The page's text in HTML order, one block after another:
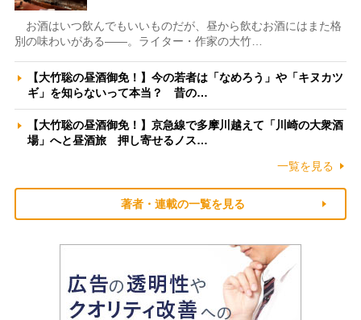
お酒はいつ飲んでもいいものだが、昼から飲むお酒にはまた格
別の味わいがある――。ライター・作家の大竹…
【大竹聡の昼酒御免！】今の若者は「なめろう」や「キヌカツ
ギ」を知らないって本当？ 昔の…
【大竹聡の昼酒御免！】京急線で多摩川越えて「川崎の大衆酒
場」へと昼酒旅 押し寄せるノス…
一覧を見る
著者・連載の一覧を見る